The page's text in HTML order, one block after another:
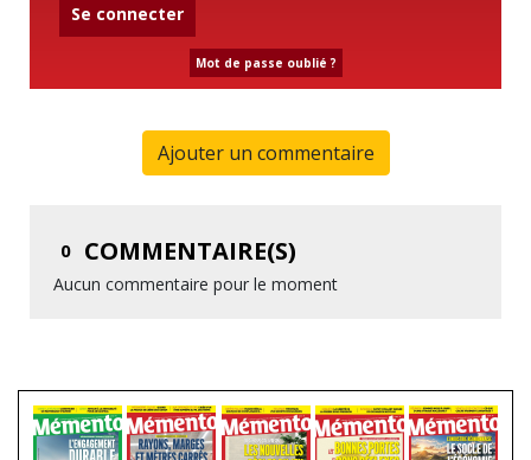
Se connecter
Mot de passe oublié ?
Ajouter un commentaire
0 COMMENTAIRE(S)
Aucun commentaire pour le moment